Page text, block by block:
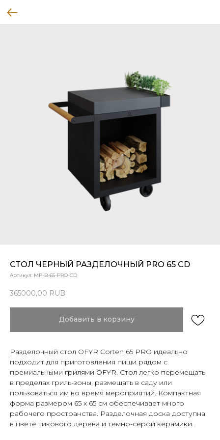
СТОЛ ЧЕРНЫЙ РАЗДЕЛОЧНЫЙ PRO 65 CD
Артикул: MP-B-65-PRO-CD
365000,00 RUB
Добавить в корзину
Разделочный стол OFYR Corten 65 PRO идеально
подходит для приготовления пищи рядом с
премиальными грилями OFYR. Стол легко перемещать
в пределах гриль-зоны, размещать в саду или
пользоваться им во время мероприятий. Компактная
форма размером 65 x 65 см обеспечивает много
рабочего пространства. Разделочная доска доступна
в цвете тикового дерева и темно-серой керамики.